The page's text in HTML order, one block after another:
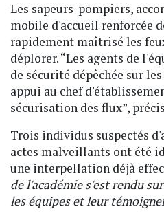
Les sapeurs-pompiers,
mobile d'accueil renforcée
rapidement maîtrisé les
déplorer. “Les agents de
de sécurité dépêchée sur
appui au chef
sécurisation des flux”,
Trois individus suspectés
actes malveillants ont été
une interpellation déjà
de l'académie s'est rendu
les équipes et leur